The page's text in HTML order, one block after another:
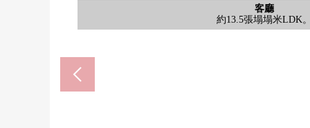
客廳
約13.5張塌塌米LDK。
外觀
建築物外觀
風景
來自陽台的風景。
客廳
約13.5張塌塌米LDK。
客廳
約13.5張塌塌米LDK。
西式房間
同生活鄰接的約6.0張塌塌米西式房間。到底因為打
廚房
有內裝洗碗機的廚房。
廚房
有內裝洗碗機的廚房。
公共汽車
有浴室換氣乾燥機。
洗臉
三面鏡型的盥洗台。
廁所
溫水衝洗班次座次廁所
門口
全身有擁有鏡子的鞋櫃
門口
容易開關的推拉方向盤的門
入口
入口
其他
大廳
其他
大廳
入口
入口
停車場
停車場
其他
腳踏車停放處
其他
垃圾站
外觀
外觀
AEON西宮商店(約
步行2分鐘。
日本西宮商店(約100m)
步行2分鐘。
業務超市西宮藥師店(約
步行4分鐘。
永存西宮門戶店(約
步行7分鐘。
西宮市立中央醫院(約
步行4分鐘。
西宮市立樋之口小學(約
步行8分鐘。
西宮市立甲武中學校(約
步行13分鐘。
門戶厄神站(阪急今津線)(約
步行9分鐘。